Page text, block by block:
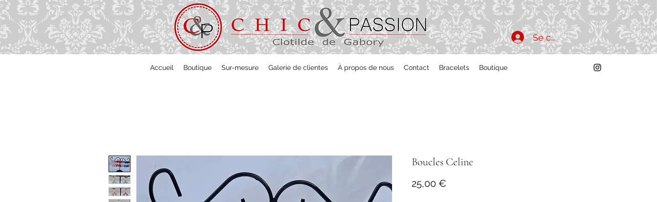
Se connecter
Accueil Boutique Sur-mesure Galerie de clientes À propos de nous Contact Bracelets Boutique
Boucles Celine
25,00 €